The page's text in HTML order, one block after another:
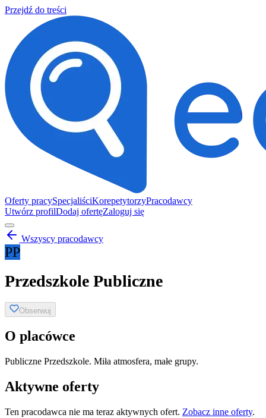
Przejdź do treści
Oferty pracySpecjaliściKorepetytorzyPracodawcy
Utwórz profilDodaj ofertęZaloguj się
Wszyscy pracodawcy
PP
Przedszkole Publiczne
Obserwuj
O placówce
Publiczne Przedszkole. Miła atmosfera, małe grupy.
Aktywne oferty
Ten pracodawca nie ma teraz aktywnych ofert. Zobacz inne oferty.